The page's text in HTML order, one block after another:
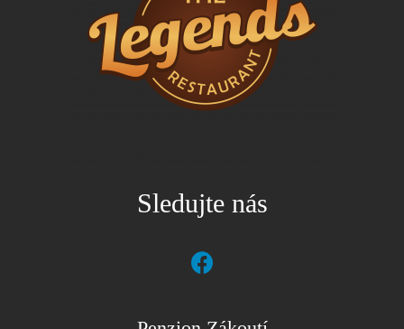
Sledujte nás